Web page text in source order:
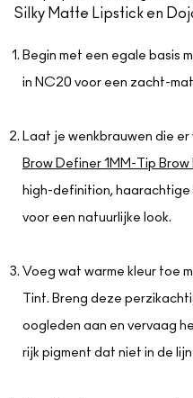
Silky Matte Lipstick en
Begin met een egale basis
in NC20 voor een zacht-
Laat je wenkbrauwen die
Brow Definer 1MM-Tip Brow
high-definition,
voor een natuurlijke look.
Voeg wat warme kleur toe
Tint. Breng deze
oogleden aan en vervaag
rijk pigment dat niet in de